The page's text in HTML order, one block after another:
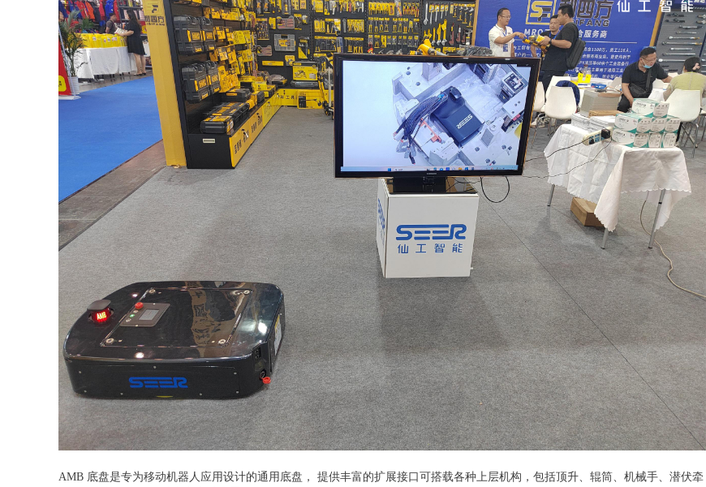
AMB 底盘是专为移动机器人应用设计的通用底盘， 提供丰富的扩展接口可搭载各种上层机构，包括顶升、辊筒、机械手、潜伏牵